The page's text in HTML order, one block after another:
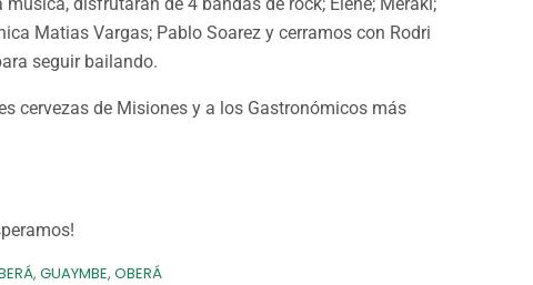
Matias Vargas; Pablo Soarez y cerramos con Rodri
seguir bailando.
cervezas de Misiones y a los Gastronómicos más
, GUAYMBE, OBERÁ